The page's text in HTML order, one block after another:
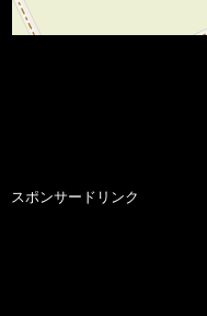
スポンサードリンク